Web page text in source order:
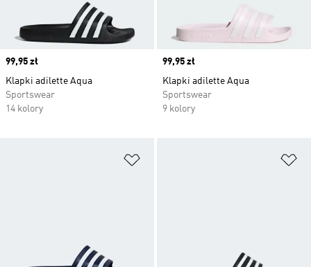
Price
99,95 zł
Klapki adilette Aqua
Sportswear
14 kolory
Price
99,95 zł
Klapki adilette Aqua
Sportswear
9 kolory